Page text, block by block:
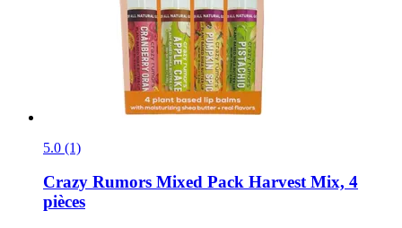
5.0 (1)
Crazy Rumors Mixed Pack Harvest Mix, 4
pièces